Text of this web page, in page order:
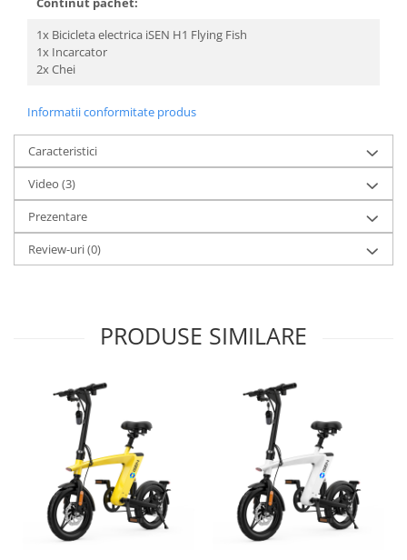
1x Bicicleta electrica iSEN H1 Flying Fish
1x Incarcator
2x Chei
Informatii conformitate produs
Caracteristici
Video (3)
Prezentare
Review-uri(0)
PRODUSE SIMILARE